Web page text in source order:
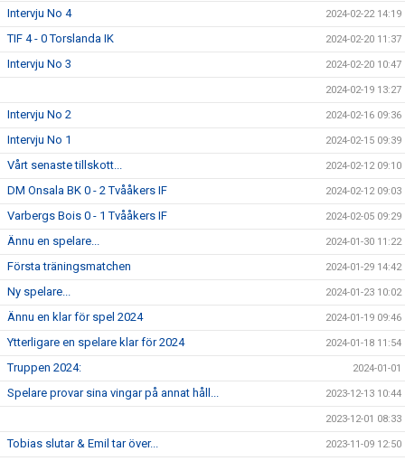
Intervju No 4 2024-02-22 14:19
TIF 4 - 0 Torslanda IK 2024-02-20 11:37
Intervju No 3 2024-02-20 10:47
2024-02-19 13:27
Intervju No 2 2024-02-16 09:36
Intervju No 1 2024-02-15 09:39
Vårt senaste tillskott... 2024-02-12 09:10
DM Onsala BK 0 - 2 Tvååkers IF 2024-02-12 09:03
Varbergs Bois 0 - 1 Tvååkers IF 2024-02-05 09:29
Ännu en spelare... 2024-01-30 11:22
Första träningsmatchen 2024-01-29 14:42
Ny spelare... 2024-01-23 10:02
Ännu en klar för spel 2024 2024-01-19 09:46
Ytterligare en spelare klar för 2024 2024-01-18 11:54
Truppen 2024: 2024-01-01
Spelare provar sina vingar på annat håll... 2023-12-13 10:44
2023-12-01 08:33
Tobias slutar & Emil tar över... 2023-11-09 12:50